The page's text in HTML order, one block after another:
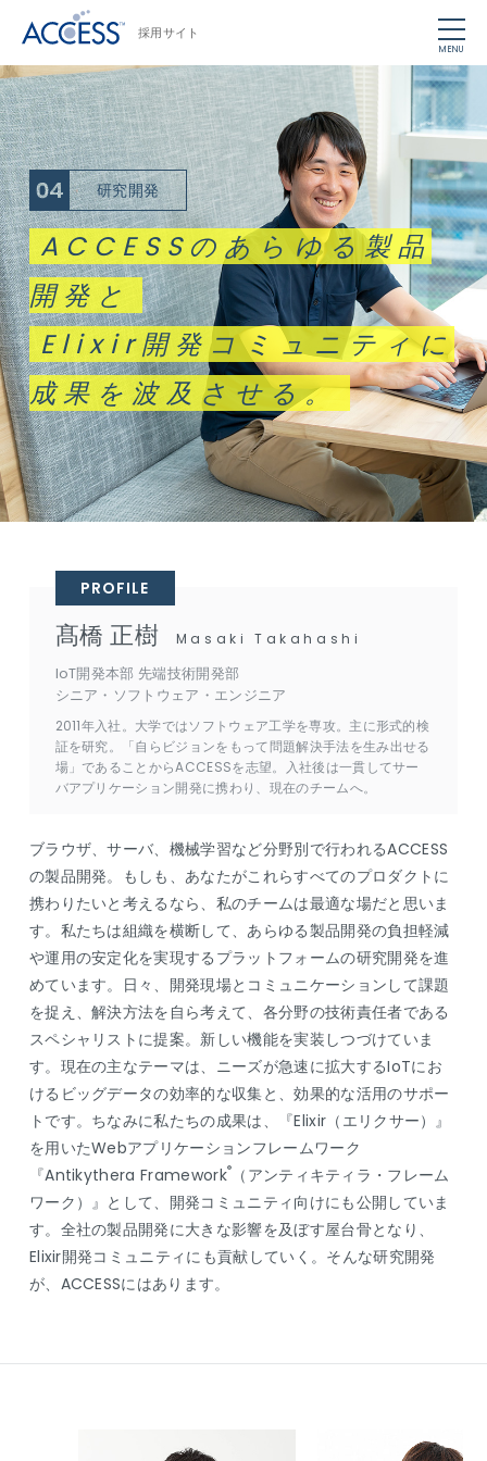
採用サイト
MENU
研究開発
ACCESSのあらゆる製品
開発と
Elixir開発コミュニティに
成果を波及させる。
PROFILE
髙橋 正樹 Masaki Takahashi
IoT開発本部 先端技術開発部
シニア・ソフトウェア・エンジニア
2011年入社。大学ではソフトウェア工学を専攻。主に形式的検
証を研究。「自らビジョンをもって問題解決手法を生み出せる
場」であることからACCESSを志望。入社後は一貫してサー
バアプリケーション開発に携わり、現在のチームへ。
ブラウザ、サーバ、機械学習など分野別で行われるACCESS
の製品開発。もしも、あなたがこれらすべてのプロダクトに
携わりたいと考えるなら、私のチームは最適な場だと思いま
す。私たちは組織を横断して、あらゆる製品開発の負担軽減
や運用の安定化を実現するプラットフォームの研究開発を進
めています。日々、開発現場とコミュニケーションして課題
を捉え、解決方法を自ら考えて、各分野の技術責任者である
スペシャリストに提案。新しい機能を実装しつづけていま
す。現在の主なテーマは、ニーズが急速に拡大するIoTにお
けるビッグデータの効率的な収集と、効果的な活用のサポー
トです。ちなみに私たちの成果は、『Elixir（エリクサー）』
を用いたWebアプリケーションフレームワーク
『Antikythera Framework®
（アンティキティラ・フレーム
ワーク）』として、開発コミュニティ向けにも公開していま
す。全社の製品開発に大きな影響を及ぼす屋台骨となり、
Elixir開発コミュニティにも貢献していく。そんな研究開発
が、ACCESSにはあります。